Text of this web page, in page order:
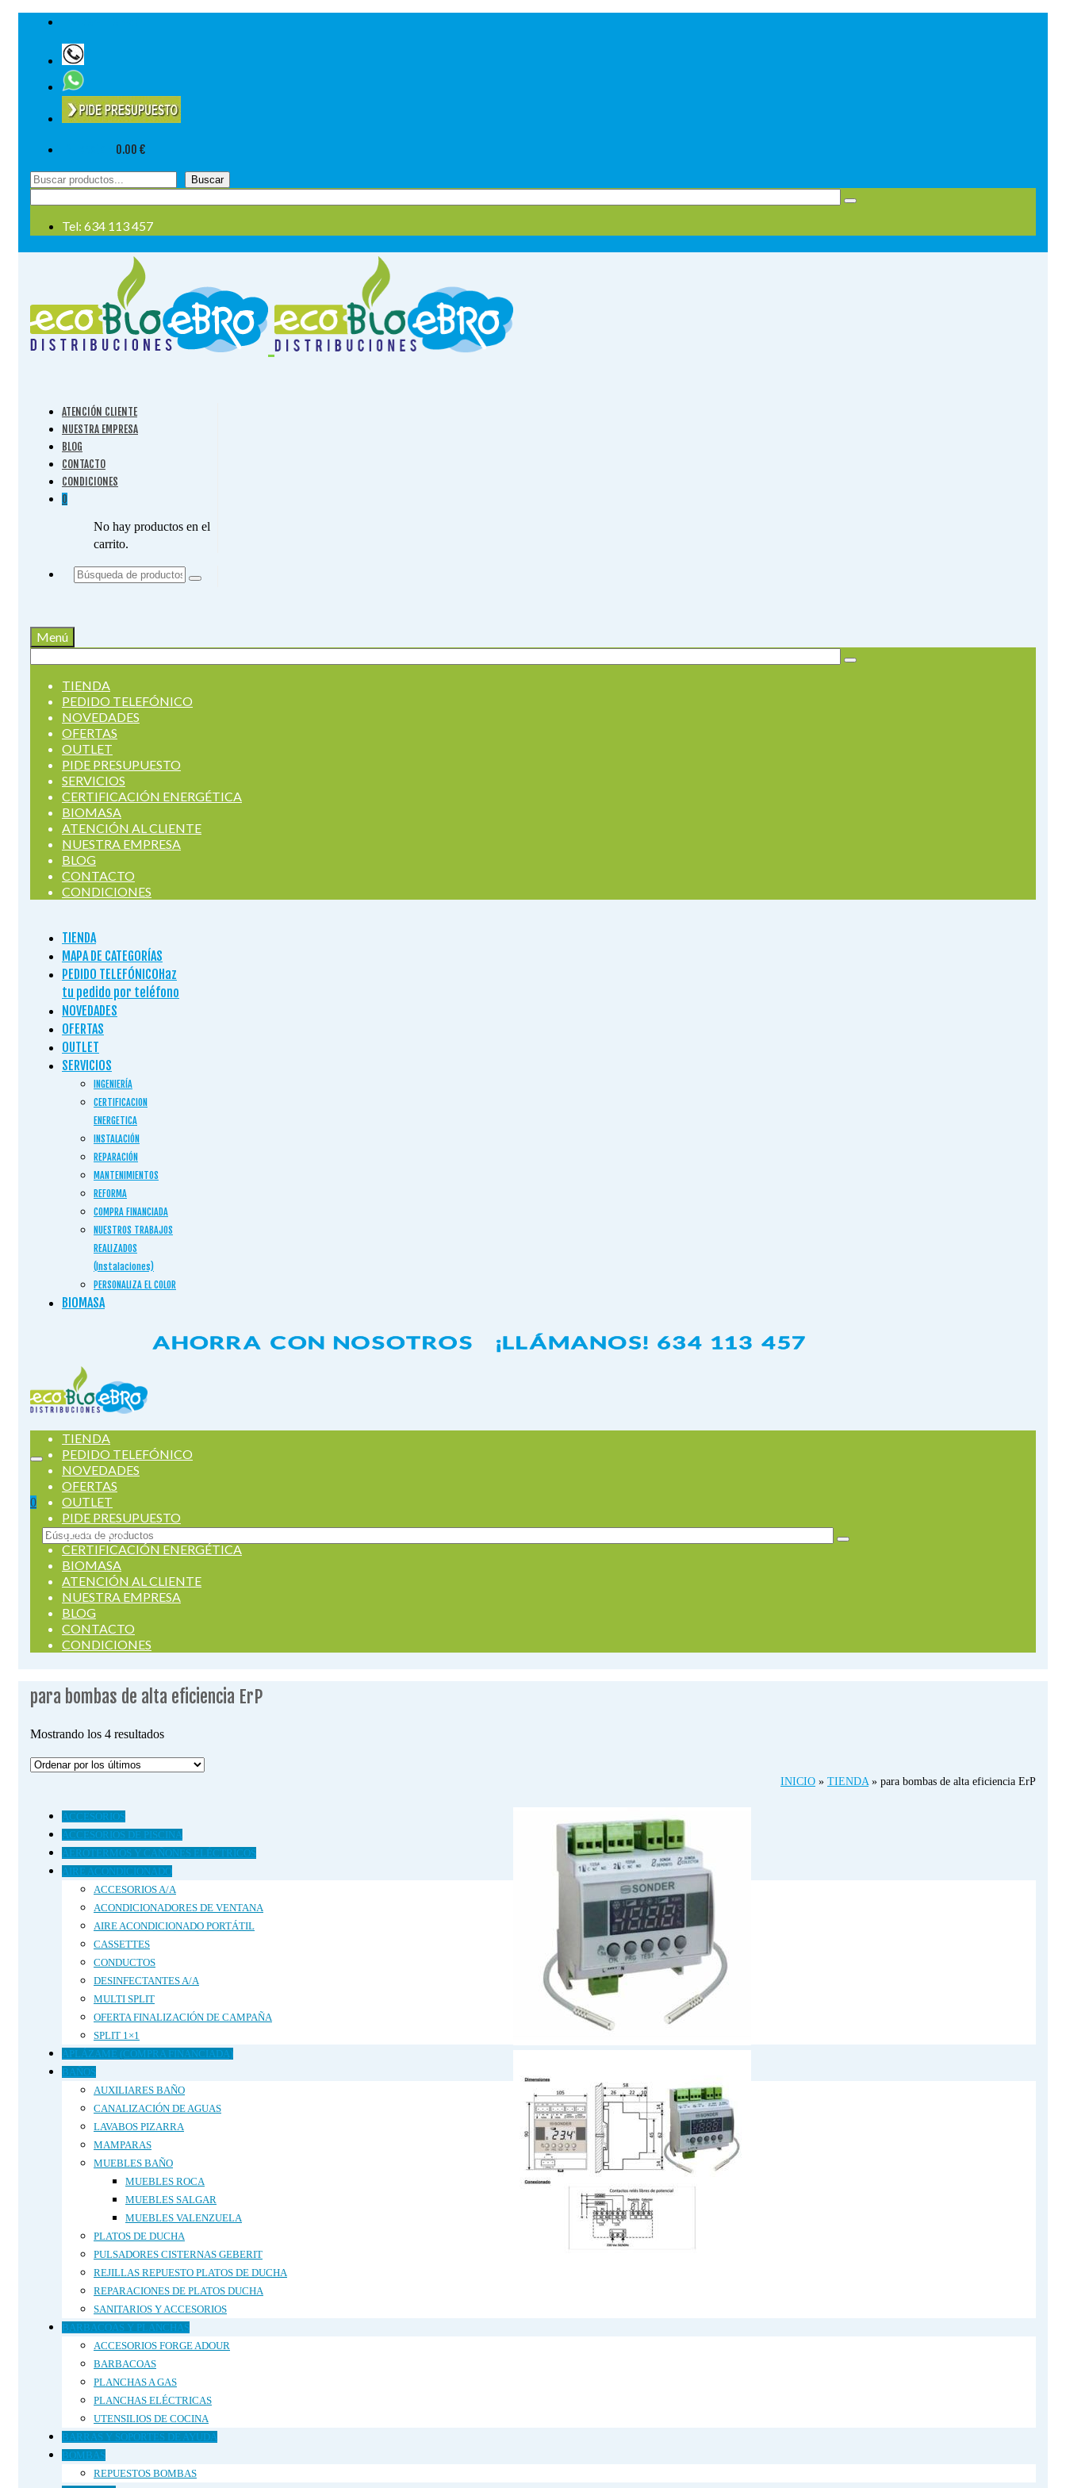
0.00 €
Buscar
Tel: 634 113 457
ATENCIÓN CLIENTE
NUESTRA EMPRESA
BLOG
CONTACTO
CONDICIONES
0
No hay productos en el
carrito.
Buscar
Menú
TIENDA
PEDIDO TELEFÓNICO
NOVEDADES
OFERTAS
OUTLET
PIDE PRESUPUESTO
SERVICIOS
CERTIFICACIÓN ENERGÉTICA
BIOMASA
ATENCIÓN AL CLIENTE
NUESTRA EMPRESA
BLOG
CONTACTO
CONDICIONES
TIENDA
MAPA DE CATEGORÍAS
PEDIDO TELEFÓNICO Haz
tu pedido por teléfono
NOVEDADES
OFERTAS
OUTLET
SERVICIOS
INGENIERÍA
CERTIFICACION
ENERGETICA
INSTALACIÓN
REPARACIÓN
MANTENIMIENTOS
REFORMA
COMPRA FINANCIADA
NUESTROS TRABAJOS
REALIZADOS
(Instalaciones)
PERSONALIZA EL COLOR
BIOMASA
0
Buscar
por:
TIENDA
PEDIDO TELEFÓNICO
NOVEDADES
OFERTAS
OUTLET
PIDE PRESUPUESTO
SERVICIOS
CERTIFICACIÓN ENERGÉTICA
BIOMASA
ATENCIÓN AL CLIENTE
NUESTRA EMPRESA
BLOG
CONTACTO
CONDICIONES
para bombas de alta eficiencia ErP
Mostrando los 4 resultadosOrdenado
INICIO » TIENDA » para bombas de alta eficiencia ErP
ACCESORIOS
ACCESORIOS DE PISCINA
AEROTERMOS Y CAÑONES ELÉCTRICOS
AIRE ACONDICIONADO
ACCESORIOS A/A
ACONDICIONADORES DE VENTANA
AIRE ACONDICIONADO PORTÁTIL
CASSETTES
CONDUCTOS
DESINFECTANTES A/A
MULTI SPLIT
OFERTA FINALIZACIÓN DE CAMPAÑA
SPLIT 1×1
APLÁZAME (COMPRA FINANCIADA)
BAÑOS
AUXILIARES BAÑO
CANALIZACIÓN DE AGUAS
LAVABOS PIZARRA
MAMPARAS
MUEBLES BAÑO
MUEBLES ROCA
MUEBLES SALGAR
MUEBLES VALENZUELA
PLATOS DE DUCHA
PULSADORES CISTERNAS GEBERIT
REJILLAS REPUESTO PLATOS DE DUCHA
REPARACIONES DE PLATOS DUCHA
SANITARIOS Y ACCESORIOS
BARBACOAS Y PLANCHAS
ACCESORIOS FORGE ADOUR
BARBACOAS
PLANCHAS A GAS
PLANCHAS ELÉCTRICAS
UTENSILIOS DE COCINA
BARRAS Y SOPORTES DE AYUDA
BOMBAS
REPUESTOS BOMBAS